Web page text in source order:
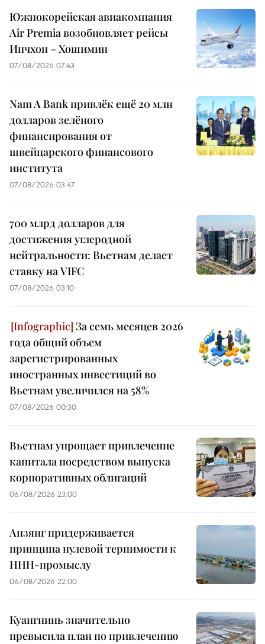
Южнокорейская авиакомпания
Air Premia возобновляет рейсы
Инчхон – Хошимин
07/08/2026 07:43
Nam A Bank привлёк ещё 20 млн
долларов зелёного
финансирования от
швейцарского финансового
института
07/08/2026 03:47
700 млрд долларов для
достижения углеродной
нейтральности: Вьетнам делает
ставку на VIFC
07/08/2026 03:10
За семь месяцев 2026
года общий объем
зарегистрированных
иностранных инвестиций во
Вьетнам увеличился на 58%
07/08/2026 00:30
Вьетнам упрощает привлечение
капитала посредством выпуска
корпоративных облигаций
06/08/2026 23:00
Анзянг придерживается
принципа нулевой терпимости к
ННН-промыслу
06/08/2026 22:00
Куангнинь значительно
превысила план по привлечению